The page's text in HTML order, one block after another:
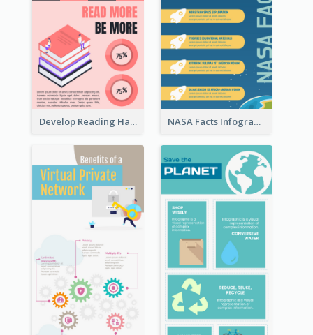
Develop Reading Habit Infographic NASA Facts Infographic